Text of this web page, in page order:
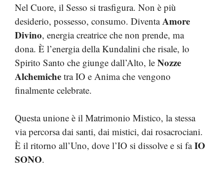
Nel Cuore, il Sesso si trasfigura. Non è più
desiderio, possesso, consumo. DiventaAmore
Divino, energia creatrice che non prende, ma
dona. È l’energia della Kundalini che risale, lo
Spirito Santo che giunge dall’Alto, le Nozze
Alchemiche tra IO e Anima che vengono
finalmente celebrate.
Questa unione è il Matrimonio Mistico, la stessa
via percorsa dai santi, dai mistici, dai rosacrociani.
È il ritorno all’Uno, dove l’IO si dissolve e si faIO
SONO.